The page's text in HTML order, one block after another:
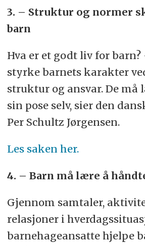
3. – Struktur og normer
barn
Hva er et godt liv for barn?
styrke barnets karakter
struktur og ansvar. De må
sin pose selv, sier den
Per Schultz Jørgensen.
Les saken her.
4. – Barn må lære å
Gjennom samtaler,
relasjoner i
barnehageansatte hjelpe